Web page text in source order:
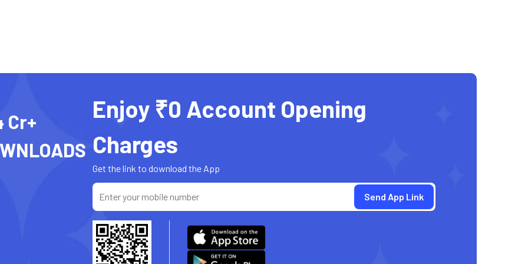
Cr+
Enjoy ₹0 Account Opening
Charges
Get the link to download the App